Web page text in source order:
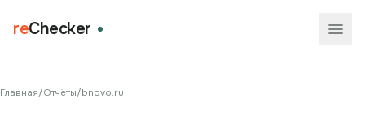
reChecker
Главная/Отчёты/bnovo.ru